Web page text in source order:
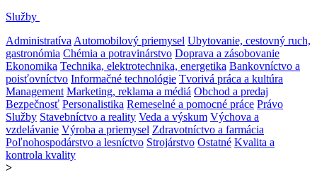
Služby
AdministratívaAutomobilový priemysel Ubytovanie, cestovný ruch,
gastronómia Chémia a potravinárstvo Doprava a zásobovanie
Ekonomika Technika, elektrotechnika, energetika Bankovníctvo a
poisťovníctvo Informačné technológie Tvorivá práca a kultúra
Management Marketing, reklama a médiá Obchod a predaj
Bezpečnosť Personalistika Remeselné a pomocné práce Právo
Služby Stavebníctvo a reality Veda a výskum Výchova a
vzdelávanie Výroba a priemysel Zdravotníctvo a farmácia
Poľnohospodárstvo a lesníctvo Strojárstvo Ostatné Kvalita a
kontrola kvality
>